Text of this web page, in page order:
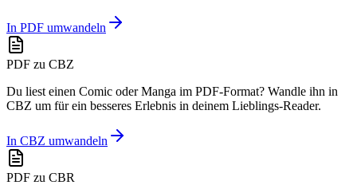
In PDF umwandeln
PDF zu CBZ
Du liest einen Comic oder Manga im PDF-Format? Wandle ihn in
CBZ um für ein besseres Erlebnis in deinem Lieblings-Reader.
In CBZ umwandeln
PDF zu CBR